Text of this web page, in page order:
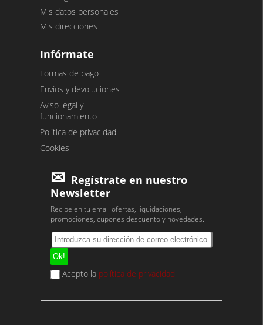
Mis datos personales
Mis direcciones
Infórmate
Formas de pago
Envíos y devoluciones
Aviso legal y
funcionamiento
Política de privacidad
Cookies
Regístrate en nuestro
Newsletter
Recibe en tu email ofertas, liquidaciones,
promociones, cupones descuento y novedades.
Acepto la política de privacidad